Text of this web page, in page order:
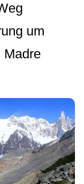
um
Madre